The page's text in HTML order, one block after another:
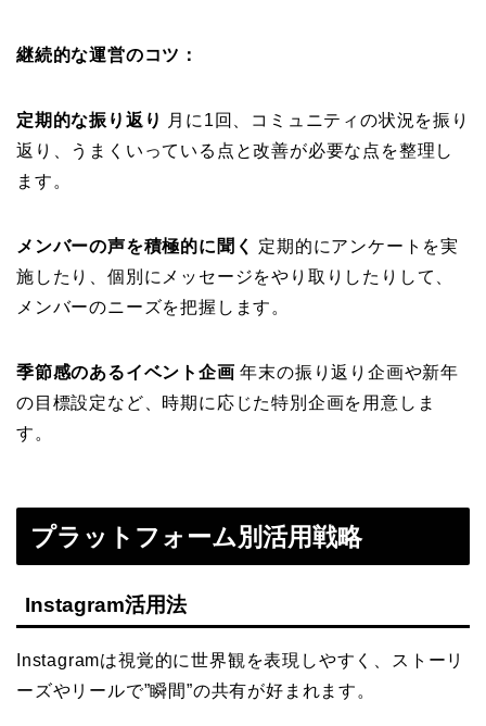
継続的な運営のコツ：
定期的な振り返り
月に1回、コミュニティの状況を振り
返り、うまくいっている点と改善が必要な点を整理し
ます。
メンバーの声を積極的に聞く
定期的にアンケートを実
施したり、個別にメッセージをやり取りしたりして、
メンバーのニーズを把握します。
季節感のあるイベント企画 年末の振り返り企画や新年
の目標設定など、時期に応じた特別企画を用意しま
す。
プラットフォーム別活用戦略
Instagram活用法
Instagramは視覚的に世界観を表現しやすく、ストーリ
ーズやリールで”瞬間”の共有が好まれます。